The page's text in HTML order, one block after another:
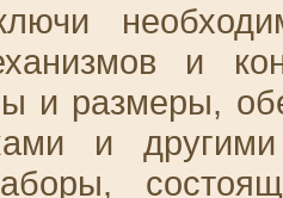
и
и размеры,
и